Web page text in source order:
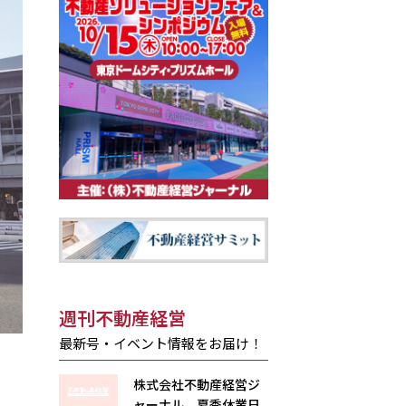
週刊不動産経営
最新号・イベント情報をお届け！
株式会社不動産経営ジ